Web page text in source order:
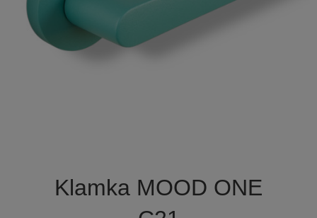
Klamka MOOD ONE